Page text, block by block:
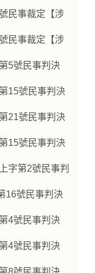
民事裁定【涉
民事裁定【涉
5號民事判決
15號民事判決
21號民事判決
15號民事判決
字第2號民事判
16號民事判決
4號民事判決
4號民事判決